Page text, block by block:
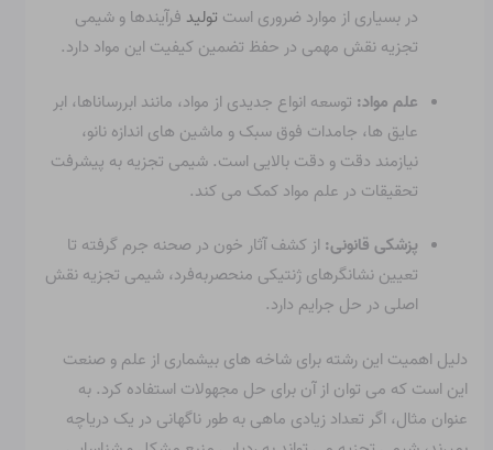
در بسیاری از موارد ضروری است تولید فرآیندها و شیمی
تجزیه نقش مهمی در حفظ تضمین کیفیت این مواد دارد.
علم مواد: توسعه انواع جدیدی از مواد، مانند ابررساناها، ابر
عایق ها، جامدات فوق سبک و ماشین های اندازه نانو،
نیازمند دقت و دقت بالایی است. شیمی تجزیه به پیشرفت
تحقیقات در علم مواد کمک می کند.
پزشکی قانونی: از کشف آثار خون در صحنه جرم گرفته تا
تعیین نشانگرهای ژنتیکی منحصربه‌فرد، شیمی تجزیه نقش
اصلی در حل جرایم دارد.
دلیل اهمیت این رشته برای شاخه های بیشماری از علم و صنعت
این است که می توان از آن برای حل مجهولات استفاده کرد. به
عنوان مثال، اگر تعداد زیادی ماهی به طور ناگهانی در یک دریاچه